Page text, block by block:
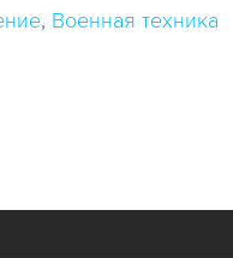
Военная техника